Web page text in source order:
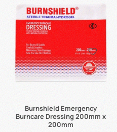
Burnshield Emergency
Burncare Dressing 200mm x
200mm